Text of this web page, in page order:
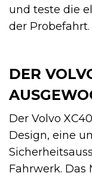
und teste die
der Probefahrt.
DER
Der Volvo
Design, eine
Fahrwerk.